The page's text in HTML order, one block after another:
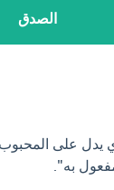
الصدق
يدل على
به".